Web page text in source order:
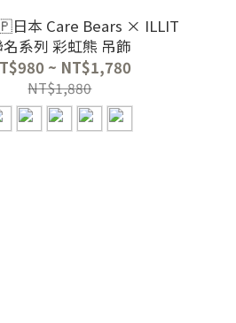
本 Care Bears × ILLIT
系列 彩虹熊 吊飾
~ NT$1,780
NT$1,880